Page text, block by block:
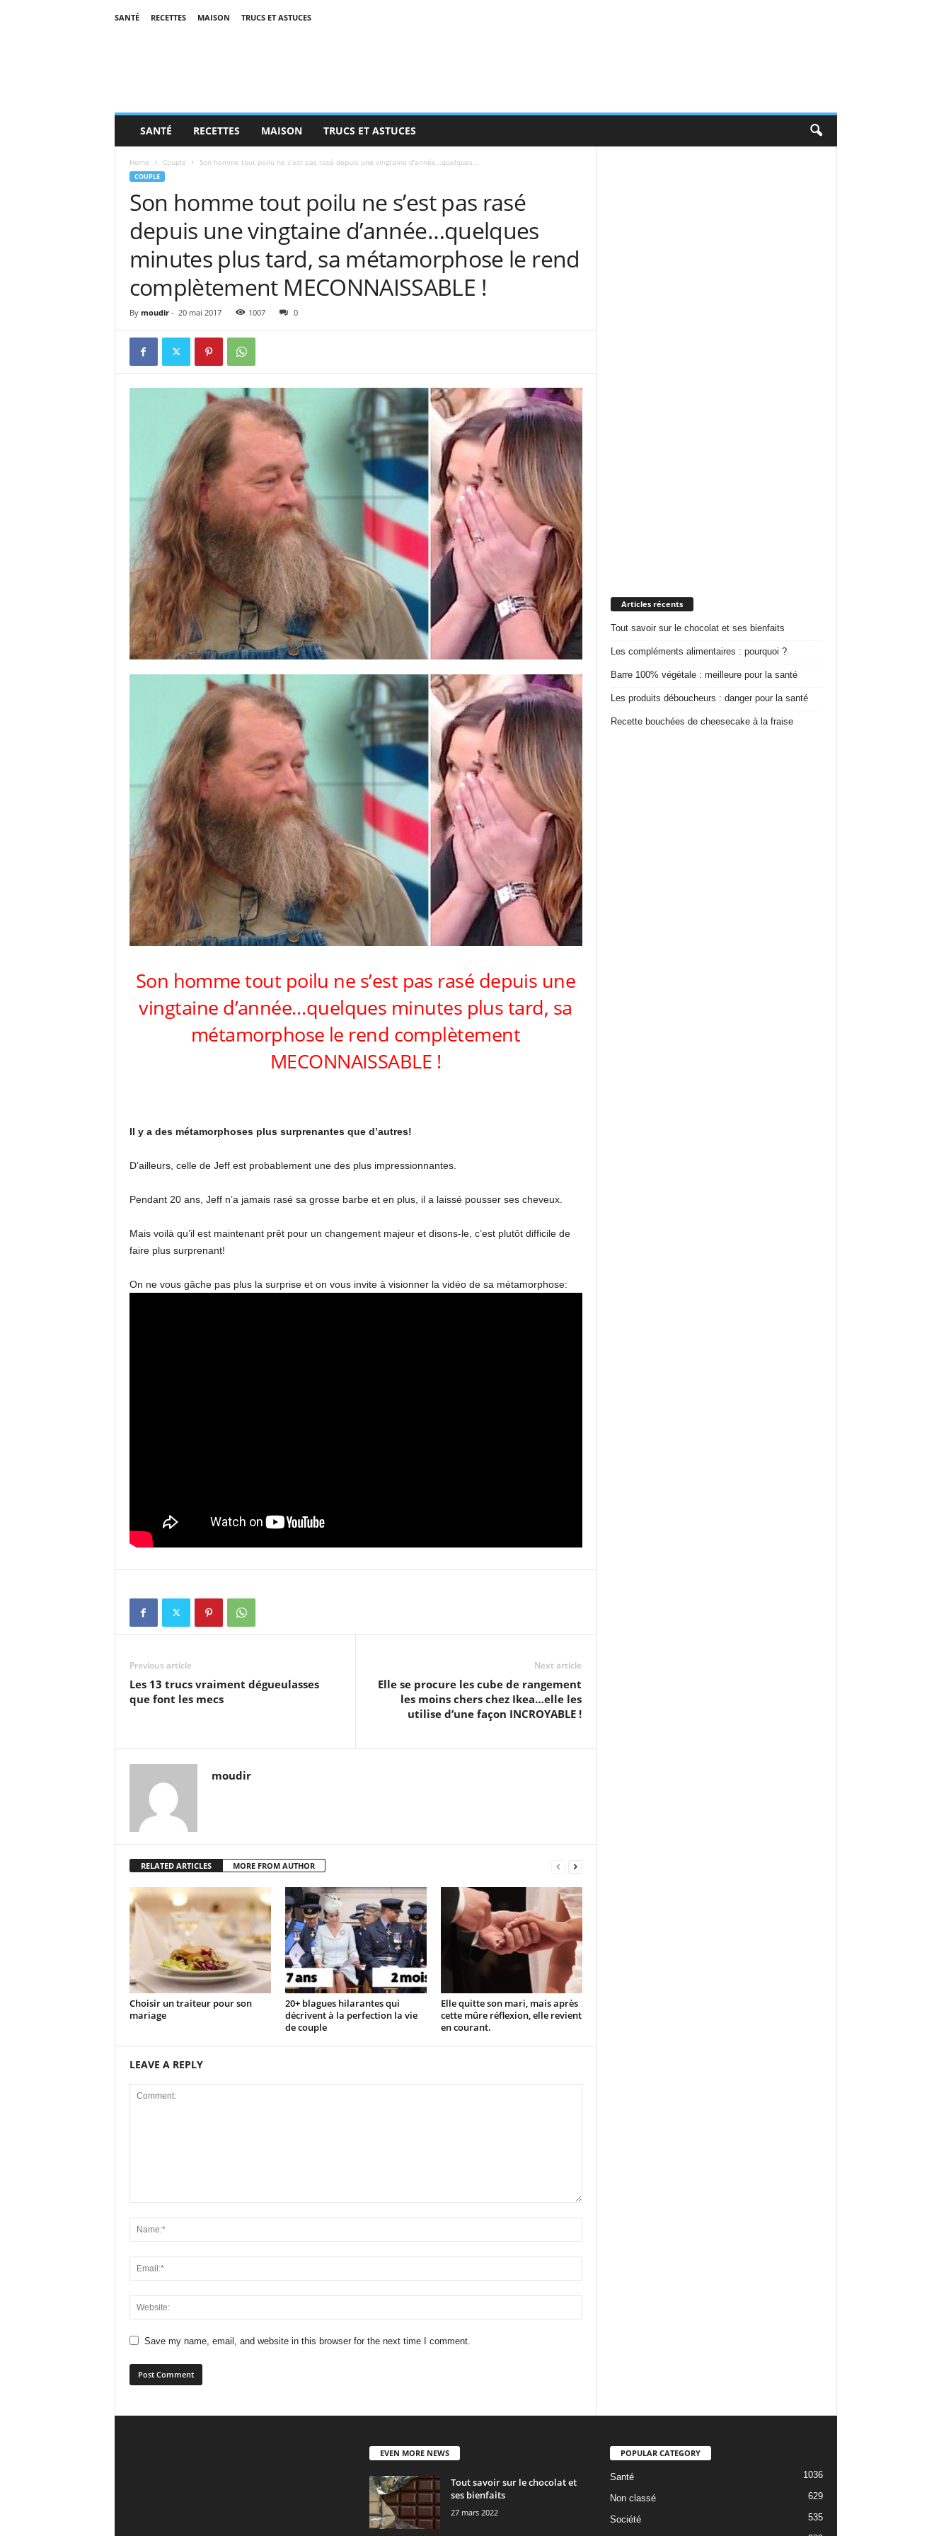
SANTÉ RECETTES MAISON TRUCS ET ASTUCES
SANTÉ RECETTES MAISON TRUCS ET ASTUCES
Home Couple Son homme tout poilu ne s’est pas rasé depuis une vingtaine d’année…quelques...
COUPLE
Son homme tout poilu ne s’est pas rasé
depuis une vingtaine d’année…quelques
minutes plus tard, sa métamorphose le rend
complètement MECONNAISSABLE !
By moudir- 20 mai 2017 1007 0
Son homme tout poilu ne s’est pas rasé depuis une
vingtaine d’année…quelques minutes plus tard, sa
métamorphose le rend complètement
MECONNAISSABLE !
Il y a des métamorphoses plus surprenantes que d’autres!
D’ailleurs, celle de Jeff est probablement une des plus impressionnantes.
Pendant 20 ans, Jeff n’a jamais rasé sa grosse barbe et en plus, il a laissé pousser ses cheveux.
Mais voilà qu’il est maintenant prêt pour un changement majeur et disons-le, c’est plutôt difficile de
faire plus surprenant!
On ne vous gâche pas plus la surprise et on vous invite à visionner la vidéo de sa métamorphose:
Previous article
Les 13 trucs vraiment dégueulasses
que font les mecs
Next article
Elle se procure les cube de rangement
les moins chers chez Ikea…elle les
utilise d’une façon INCROYABLE !
moudir
RELATED ARTICLES MORE FROM AUTHOR
Choisir un traiteur pour son
mariage
20+ blagues hilarantes qui
décrivent à la perfection la vie
de couple
Elle quitte son mari, mais après
cette mûre réflexion, elle revient
en courant.
LEAVE A REPLY
Save my name, email, and website in this browser for the next time I comment.
Articles récents
Tout savoir sur le chocolat et ses bienfaits
Les compléments alimentaires : pourquoi ?
Barre 100% végétale : meilleure pour la santé
Les produits déboucheurs : danger pour la santé
Recette bouchées de cheesecake à la fraise
EVEN MORE NEWS
Tout savoir sur le chocolat et
ses bienfaits
27 mars 2022
POPULAR CATEGORY
Santé 1036
Non classé 629
Société 535